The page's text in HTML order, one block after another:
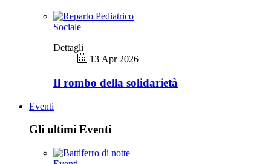
Sociale
Dettagli
13 Apr 2026
Il rombo della solidarietà
Eventi
Gli ultimi Eventi